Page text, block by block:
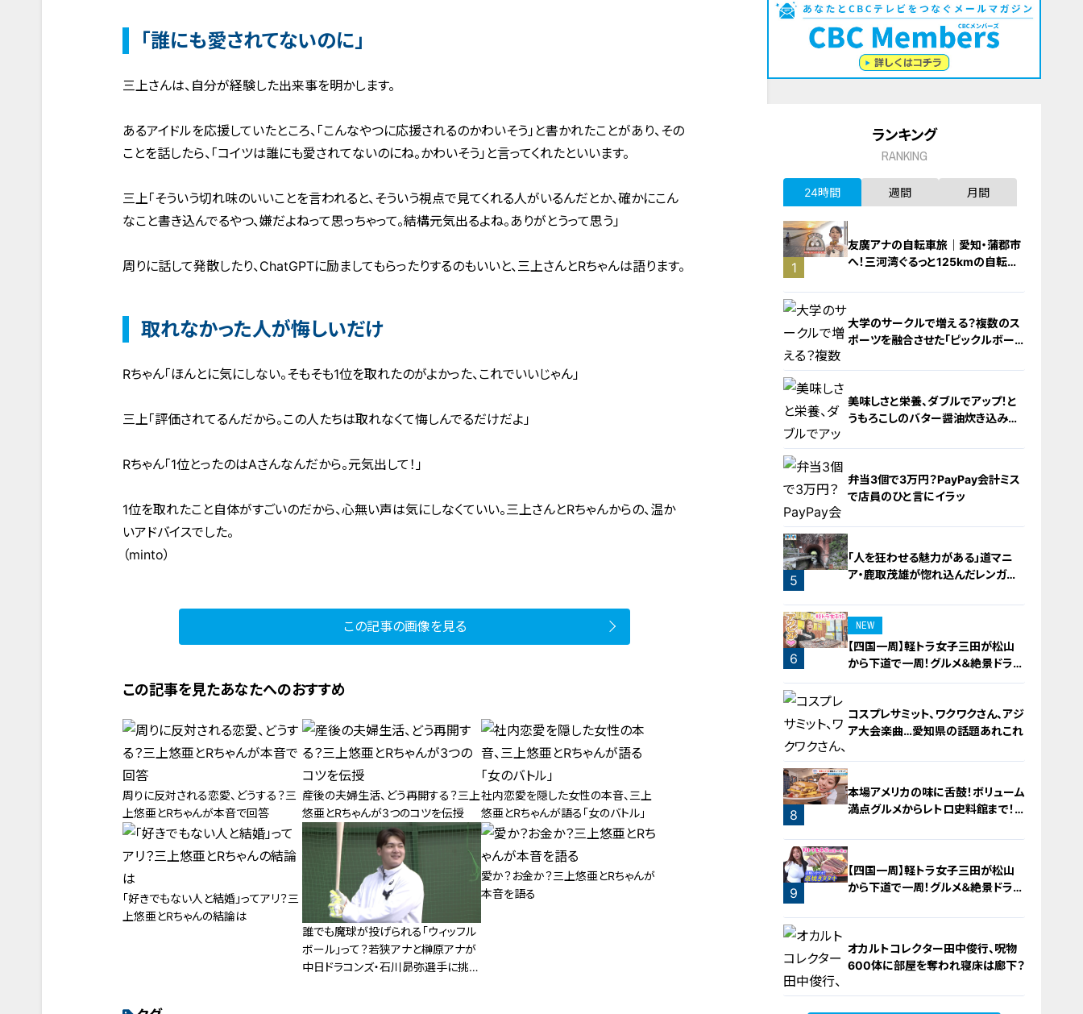
「誰にも愛されてないのに」
三上さんは、自分が経験した出来事を明かします。
あるアイドルを応援していたところ、「こんなやつに応援されるのかわいそう」と書かれたことがあり、その
ことを話したら、「コイツは誰にも愛されてないのにね。かわいそう」と言ってくれたといいます。
三上「そういう切れ味のいいことを言われると、そういう視点で見てくれる人がいるんだとか、確かにこん
なこと書き込んでるやつ、嫌だよねって思っちゃって。結構元気出るよね。ありがとうって思う」
周りに話して発散したり、ChatGPTに励ましてもらったりするのもいいと、三上さんとRちゃんは語ります。
取れなかった人が悔しいだけ
Rちゃん「ほんとに気にしない。そもそも1位を取れたのがよかった、これでいいじゃん」
三上「評価されてるんだから。この人たちは取れなくて悔しんでるだけだよ」
Rちゃん「1位とったのはAさんなんだから。元気出して！」
1位を取れたこと自体がすごいのだから、心無い声は気にしなくていい。三上さんとRちゃんからの、温か
いアドバイスでした。
（minto）
この記事の画像を見る
この記事を見たあなたへのおすすめ
周りに反対される恋愛、どうする？三
上悠亜とRちゃんが本音で回答
産後の夫婦生活、どう再開する？三上
悠亜とRちゃんが3つのコツを伝授
社内恋愛を隠した女性の本音、三上
悠亜とRちゃんが語る「女のバトル」
「好きでもない人と結婚」ってアリ？三
上悠亜とRちゃんの結論は
誰でも魔球が投げられる「ウィッフル
ボール」って？若狭アナと榊原アナが
中日ドラコンズ・石川昴弥選手に挑
愛か？お金か？三上悠亜とRちゃんが
本音を語る
ランキング
RANKING
24時間 週間 月間
1
友廣アナの自転車旅｜愛知・蒲郡市
へ！三河湾ぐるっと125kmの自転車
2
大学のサークルで増える？複数のス
ポーツを融合させた「ピックルボー
3
美味しさと栄養、ダブルでアップ！と
うもろこしのバター醤油炊き込みご
4
弁当3個で3万円？PayPay会計ミス
で店員のひと言にイラッ
5
「人を狂わせる魅力がある」道マニ
ア・鹿取茂雄が惚れ込んだレンガの
6
NEW
【四国一周】軽トラ女子三田が松山
から下道で一周！グルメ＆絶景ドライ
ブ⑳
7
コスプレサミット、ワクワクさん、アジ
ア大会楽曲…愛知県の話題あれこれ
8
本場アメリカの味に舌鼓！ボリューム
満点グルメからレトロ史料館まで！
9
【四国一周】軽トラ女子三田が松山
から下道で一周！グルメ＆絶景ドライ
オカルトコレクター田中俊行、呪物
600体に部屋を奪われ寝床は廊下？